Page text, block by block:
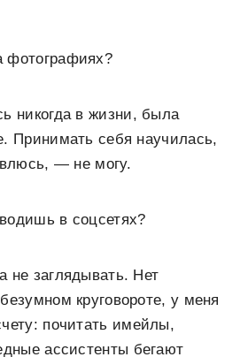
фотографиях?
никогда в жизни, была
Принимать себя научилась,
— не могу.
в соцсетях?
не заглядывать. Нет
круговороте, у меня
почитать имейлы,
ассистенты бегают